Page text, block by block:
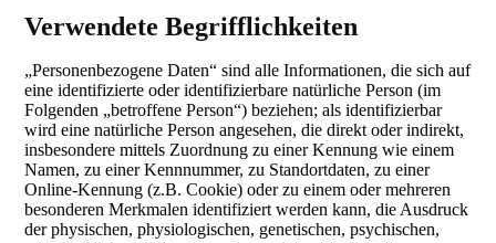
Verwendete Begrifflichkeiten
„Personenbezogene Daten“ sind alle Informationen, die sich auf
eine identifizierte oder identifizierbare natürliche Person (im
Folgenden „betroffene Person“) beziehen; als identifizierbar
wird eine natürliche Person angesehen, die direkt oder indirekt,
insbesondere mittels Zuordnung zu einer Kennung wie einem
Namen, zu einer Kennnummer, zu Standortdaten, zu einer
Online-Kennung (z.B. Cookie) oder zu einem oder mehreren
besonderen Merkmalen identifiziert werden kann, die Ausdruck
der physischen, physiologischen, genetischen, psychischen,